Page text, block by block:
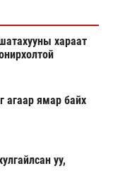
хараат
агаар ямар байх
уу,